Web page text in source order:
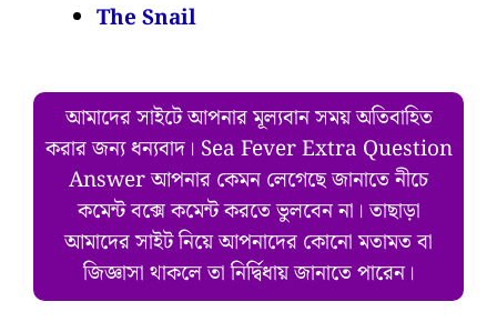
The Snail
আমাদের সাইটে আপনার মূল্যবান সময় অতিবাহিত
করার জন্য ধন্যবাদ। Sea Fever Extra Question
Answer আপনার কেমন লেগেছে জানাতে নীচে
কমেন্ট বক্সে কমেন্ট করতে ভুলবেন না। তাছাড়া
আমাদের সাইট নিয়ে আপনাদের কোনো মতামত বা
জিজ্ঞাসা থাকলে তা নির্দ্বিধায় জানাতে পারেন।